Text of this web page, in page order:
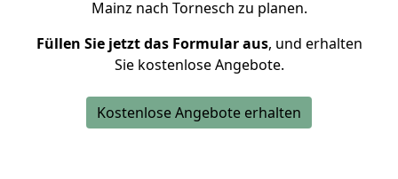
Mainz nach Tornesch zu planen.
Füllen Sie jetzt das Formular aus, und erhalten
Sie kostenlose Angebote.
Kostenlose Angebote erhalten